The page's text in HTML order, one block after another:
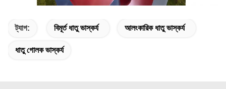
ট্যাগ: বিমূর্ত ধাতু ভাস্কর্য আলংকারিক ধাতু ভাস্কর্য
ধাতু গোলক ভাস্কর্য